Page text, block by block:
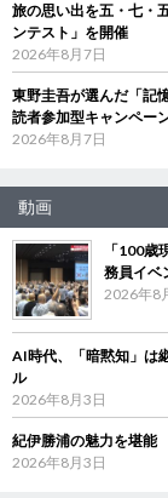
旅の思い出を五・七・
ンテスト」を開催
2026年8月7日
東野圭吾が選んだ「記
読者参加型キャンペー
2026年8月7日
動画
「100
務員イベ
2026年8
AI時代、「暗黙知」は
ル
2026年8月3日
紀伊勝浦の魅力を堪能
2026年8月3日